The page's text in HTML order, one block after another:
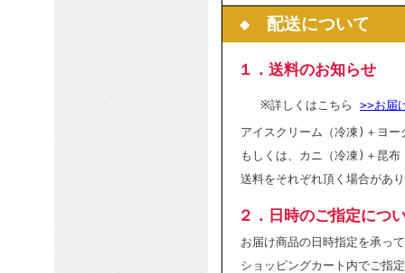
◆ 配送について
１．送料のお知らせ
※詳しくはこちら >>お届
アイスクリーム（冷凍)＋ヨー
もしくは、カニ（冷凍)＋昆布
送料をそれぞれ頂く場合があ
２．日時のご指定につ
お届け商品の日時指定を承っ
ショッピングカート内でご指